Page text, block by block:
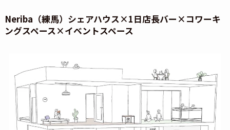
Neriba （練馬） シェアハウス×1日店長バー×コワーキ
ングスペース×イベントスペース